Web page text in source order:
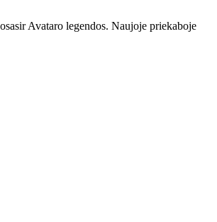
Avataro legendos. Naujoje priekaboje